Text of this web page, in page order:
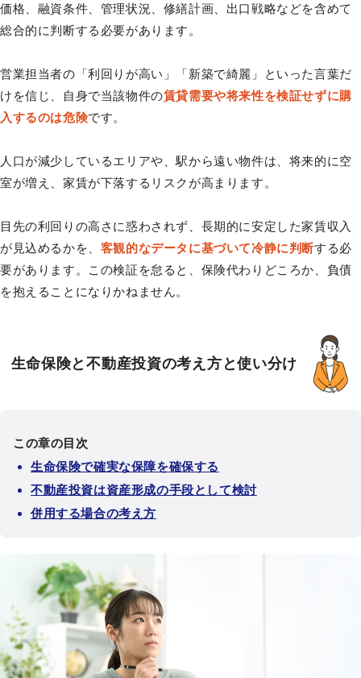
価格、融資条件、管理状況、修繕計画、出口戦略などを含めて
総合的に判断する必要があります。
営業担当者の「利回りが高い」「新築で綺麗」といった言葉だ
けを信じ、自身で当該物件の賃貸需要や将来性を検証せずに購
入するのは危険です。
人口が減少しているエリアや、駅から遠い物件は、将来的に空
室が増え、家賃が下落するリスクが高まります。
目先の利回りの高さに惑わされず、長期的に安定した家賃収入
が見込めるかを、 客観的なデータに基づいて冷静に判断する必
要があります。この検証を怠ると、保険代わりどころか、負債
を抱えることになりかねません。
生命保険と不動産投資の考え方と使い分け
この章の目次
生命保険で確実な保障を確保する
不動産投資は資産形成の手段として検討
併用する場合の考え方